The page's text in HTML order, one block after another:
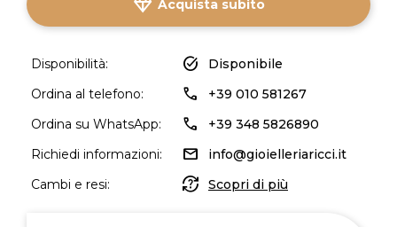
Acquista subito
Disponibilità: task_alt
Disponibile
Ordina al telefono:
call
+39 010 581267
Ordina su WhatsApp:
call
+39 348 5826890
Richiedi informazioni:
mail
info@gioielleriaricci.it
Cambi e resi:
question_exchange Scopri di più